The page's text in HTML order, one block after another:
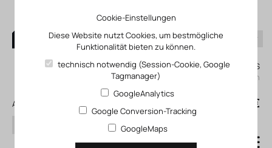
0
Mein KLEFINGHAUS
einloggen
Alle Produkte
Suchen
0,00 €
Cookie-Einstellungen
Diese Website nutzt Cookies, um bestmögliche
Funktionalität bieten zu können.
technisch notwendig (Session-Cookie, Google
Tagmanager)
GoogleAnalytics
Google Conversion-Tracking
GoogleMaps